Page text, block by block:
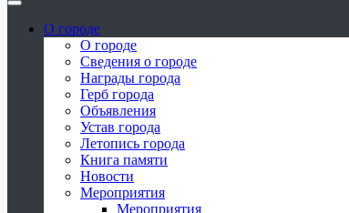
О городе
О городе
Сведения о городе
Награды города
Герб города
Объявления
Устав города
Летопись города
Книга памяти
Новости
Мероприятия
Мероприятия